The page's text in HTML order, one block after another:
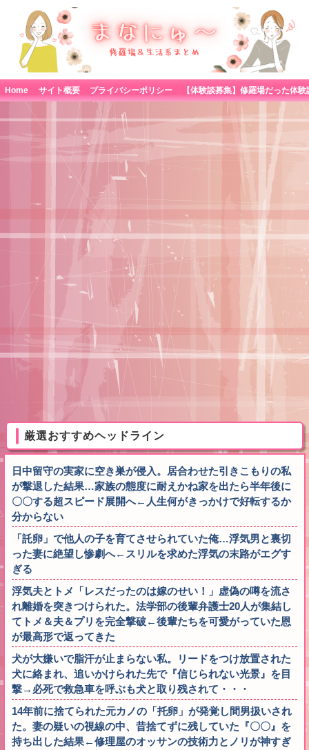
Home サイト概要 プライバシーポリシー
厳選おすすめヘッドライン
日中留守の実家に空き巣が侵入。居合わせた引きこもりの私
が撃退した結果…家族の態度に耐えかね家を出たら半年後に
〇〇する超スピード展開へ←人生何がきっかけで好転するか
分からない
「託卵」で他人の子を育てさせられていた俺…浮気男と裏切
った妻に絶望し惨劇へ←スリルを求めた浮気の末路がエグす
ぎる
浮気夫とトメ「レスだったのは嫁のせい！」虚偽の噂を流さ
れ離婚を突きつけられた。法学部の後輩弁護士20人が集結し
てトメ＆夫＆プリを完全撃破←後輩たちを可愛がっていた恩
が最高形で返ってきた
犬が大嫌いで脂汗が止まらない私。リードをつけ放置された
犬に絡まれ、追いかけられた先で『信じられない光景』を目
撃→必死で救急車を呼ぶも犬と取り残されて・・・
14年前に捨てられた元カノの「托卵」が発覚し間男扱いされ
た。妻の疑いの視線の中、昔捨てずに残していた『〇〇』を
持ち出した結果←修理屋のオッサンの技術力とノリが神すぎ